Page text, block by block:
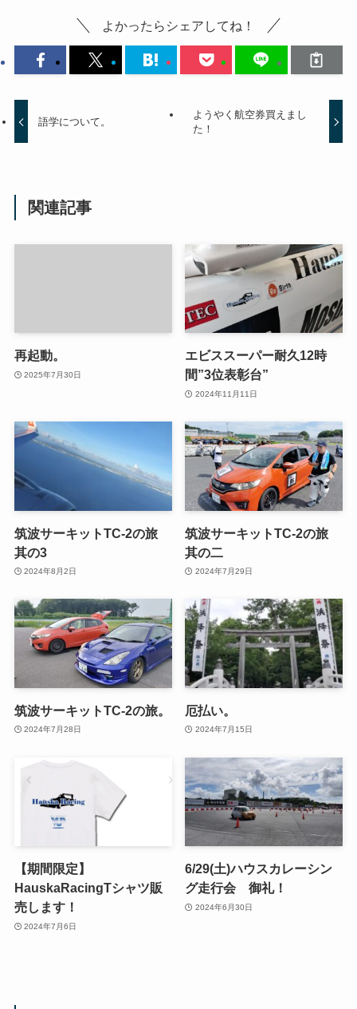
よかったらシェアしてね！
語学について。
ようやく航空券買えまし
た！
関連記事
再起動。
2025年7月30日
エビススーパー耐久12時
間”3位表彰台”
2024年11月11日
筑波サーキットTC-2の旅
其の3
2024年8月2日
筑波サーキットTC-2の旅
其の二
2024年7月29日
筑波サーキットTC-2の旅。
2024年7月28日
厄払い。
2024年7月15日
【期間限定】
HauskaRacingTシャツ販
売します！
2024年7月6日
6/29(土)ハウスカレーシン
グ走行会 御礼！
2024年6月30日